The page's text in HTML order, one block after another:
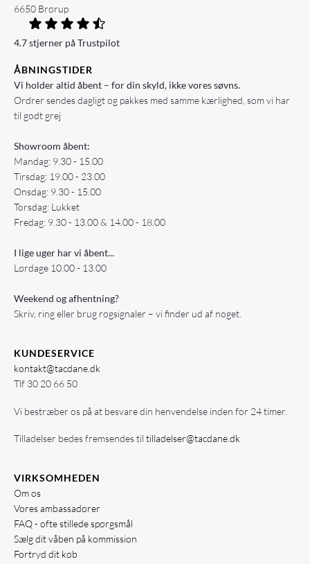
6650 Brørup
4.7 stjerner på Trustpilot
ÅBNINGSTIDER
Vi holder altid åbent – for din skyld, ikke vores søvns.
Ordrer sendes dagligt og pakkes med samme kærlighed, som vi har
til godt grej
Showroom åbent:
Mandag: 9.30 - 15.00
Tirsdag: 19.00 - 23.00
Onsdag: 9.30 - 15.00
Torsdag: Lukket
Fredag: 9.30 - 13.00 & 14.00 - 18.00
I lige uger har vi åbent...
Lørdage 10.00 - 13.00
Weekend og afhentning?
Skriv, ring eller brug røgsignaler – vi finder ud af noget.
KUNDESERVICE
kontakt@tacdane.dk
Tlf 30 20 66 50
Vi bestræber os på at besvare din henvendelse inden for 24 timer.
Tilladelser bedes fremsendes til tilladelser@tacdane.dk
VIRKSOMHEDEN
Om os
Vores ambassadører
FAQ - ofte stillede spørgsmål
Sælg dit våben på kommission
Fortryd dit køb